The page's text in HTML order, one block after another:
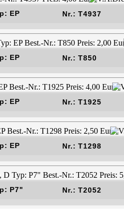
EP Nr.: T4937
EP Nr.: T850
EP Nr.: T1925
EP Nr.: T1298
P7" Nr.: T2052